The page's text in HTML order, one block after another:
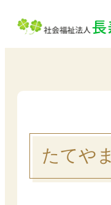
たてやま